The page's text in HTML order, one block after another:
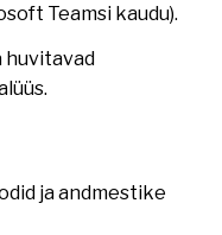
Teamsi kaudu).
huvitavad
ja andmestike